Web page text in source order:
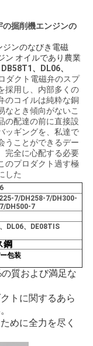
掘削機エンジンの
ジンのなびき電磁
ン オイルであり農業
、DL06、
ダクト電磁弁のスプ
採用し、内部多くの
のコイルは純粋な銅
なとき傾向がないこ
の配達の前に直接設
ッギングを、私達で
うことができるデー
完全に心配する必要
のプロダクト過す極
した
7/DH258-7/DH300-
DH500-7
DL06、DE08TIS
鋼
包装
の質および満足な
トに関するあら
めに全力を尽く